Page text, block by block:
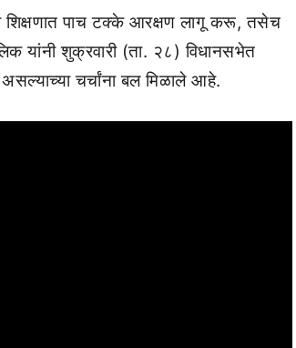
शिक्षणात पाच टक्के आरक्षण लागू करू, तसेच
यांनी शुक्रवारी (ता. २८) विधानसभेत
चर्चांना बल मिळाले आहे.